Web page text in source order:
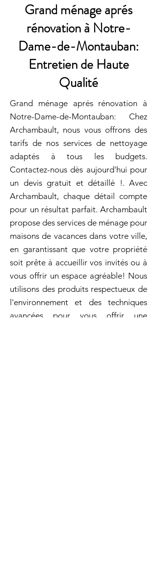
Grand ménage aprés
rénovation à Notre-
Dame-de-Montauban:
Entretien de Haute
Qualité
Grand ménage aprés rénovation à
Notre-Dame-de-Montauban: Chez
Archambault, nous vous offrons des
tarifs de nos services de nettoyage
adaptés à tous les budgets.
Contactez-nous dès aujourd'hui pour
un devis gratuit et détaillé !. Avec
Archambault, chaque détail compte
pour un résultat parfait. Archambault
propose des services de ménage pour
maisons de vacances dans votre ville,
en garantissant que votre propriété
soit prête à accueillir vos invités ou à
vous offrir un espace agréable! Nous
utilisons des produits respectueux de
l'environnement et des techniques
avancées pour vous offrir une